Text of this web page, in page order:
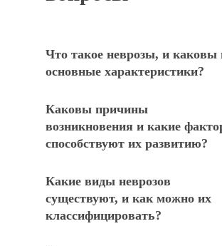
Что такое неврозы, и каковы
основные характеристики?
Каковы причины
возникновения и какие
способствуют их развитию?
Какие виды неврозов
существуют, и как можно их
классифицировать?